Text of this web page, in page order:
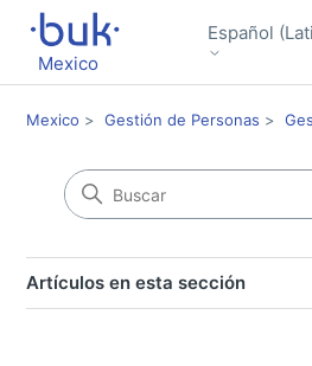
Mexico
Español
Mexico Gestión de Personas
Artículos en esta sección